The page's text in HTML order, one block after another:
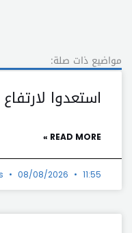
مواضيع ذات صلة:
استعدوا لارتفاع
READ MORE »
08/08/2026 11:55 ص